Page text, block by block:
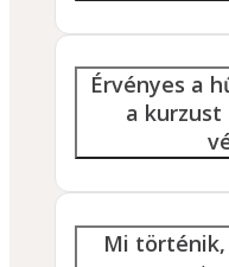
Érvényes a
a
Mi történik,